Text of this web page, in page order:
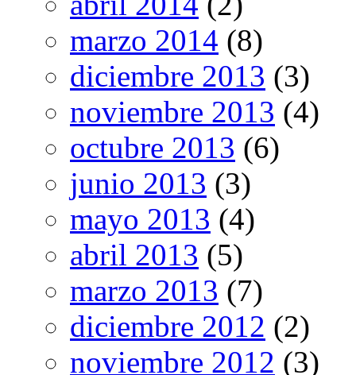
marzo 2014 (8)
diciembre 2013 (3)
noviembre 2013 (4)
octubre 2013 (6)
junio 2013 (3)
mayo 2013 (4)
abril 2013 (5)
marzo 2013 (7)
diciembre 2012 (2)
noviembre 2012 (3)